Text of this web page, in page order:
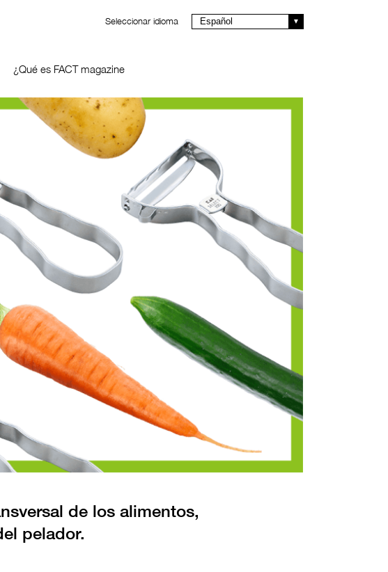
Seleccionar idioma Español
¿Qué es FACT magazine
de los alimentos,
pelador.